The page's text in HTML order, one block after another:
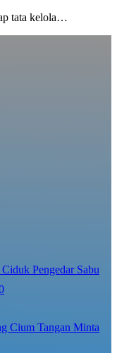
tata kelola…
Pengedar Sabu
Cium Tangan Minta